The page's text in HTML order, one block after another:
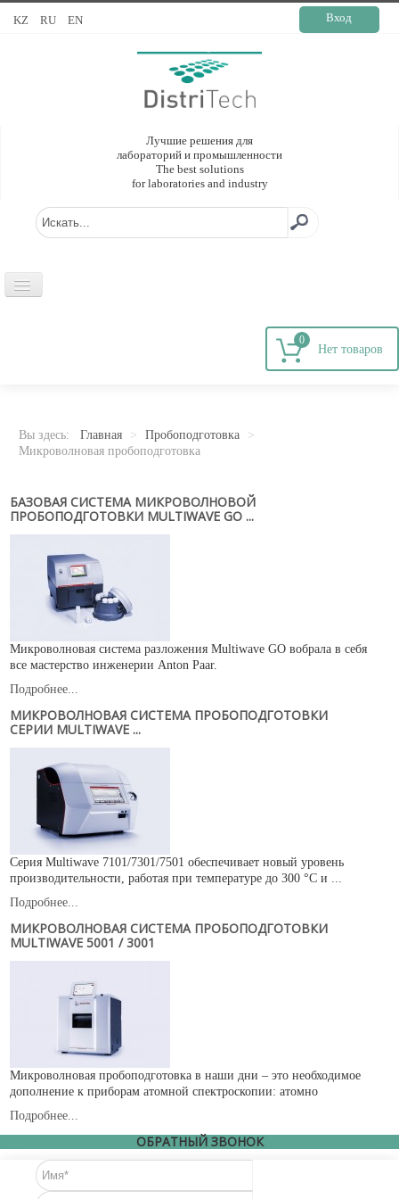
KZ RU EN Вход
Лучшие решения для
лабораторий и промышленности
The best solutions
for laboratories and industry
Compliance
ОБОРУДОВАНИЕ
Лабораторное оборудование
Промышленное оборудование
РАСХОДНЫЕ МАТЕРИАЛЫ
СЕРВИС
КОНТАКТЫ
ОБРАТНАЯ СВЯЗЬ
Ваше сообщение было успешно отправлено
0
Вы здесь: Главная > Пробоподготовка
>
Микроволновая пробоподготовка
БАЗОВАЯ СИСТЕМА МИКРОВОЛНОВОЙ
ПРОБОПОДГОТОВКИ MULTIWAVE GO ...
Микроволновая система разложения Multiwave GO вобрала в себя
все мастерство инженерии Anton Paar.
Подробнее...
МИКРОВОЛНОВАЯ СИСТЕМА ПРОБОПОДГОТОВКИ
СЕРИИ MULTIWAVE ...
Серия Multiwave 7101/7301/7501 обеспечивает новый уровень
производительности, работая при температуре до 300 °C и ...
Подробнее...
МИКРОВОЛНОВАЯ СИСТЕМА ПРОБОПОДГОТОВКИ
MULTIWAVE 5001 / 3001
Микроволновая пробоподготовка в наши дни – это необходимое
дополнение к приборам атомной спектроскопии: атомно
Подробнее...
ОБРАТНЫЙ ЗВОНОК